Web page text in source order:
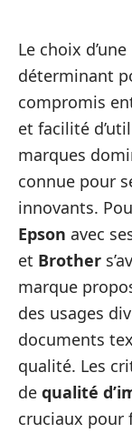
Le choix
déterminant
compromis
et facilité
marques
connue pour
innovants.
Epson avec
et Brother
marque
des usages
documents
qualité. Les
de qualité
cruciaux pour